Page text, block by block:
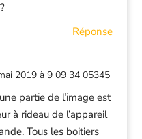
Réponse
2019 à 9 09 34 05345
partie de l’image est
à rideau de l’appareil
Tous les boitiers